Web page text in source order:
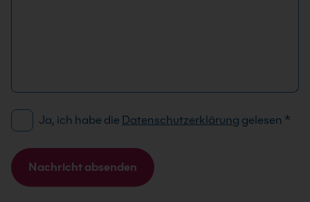
D
S
G
V
O
Ja, ich habe die Datenschutzerklärung gelesen *
Nachricht absenden